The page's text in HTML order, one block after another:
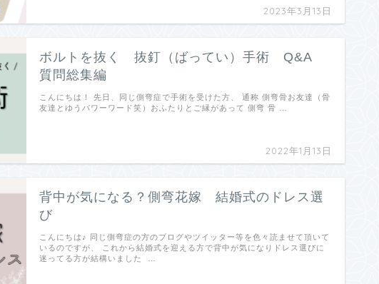
2023年3月13日
ボルトを抜く 抜釘（ばってい）手術 Q&A
質問総集編
2022年1月13日
こんにちは！ 先日、同じ側弯症で手術を受けた方、 通称 側弯骨お友達（骨
友達とゆうパワーワード笑）おふたりとご縁があって 側弯 骨 …
背中が気になる？側弯花嫁 結婚式のドレス選
び
こんにちは♪ 同じ側弯症の方のブログやツイッター等を色々読ませて頂いて
いるのですが、 これから結婚式を迎える方で背中が気になりドレス選びに
迷ってる方が結構いました …